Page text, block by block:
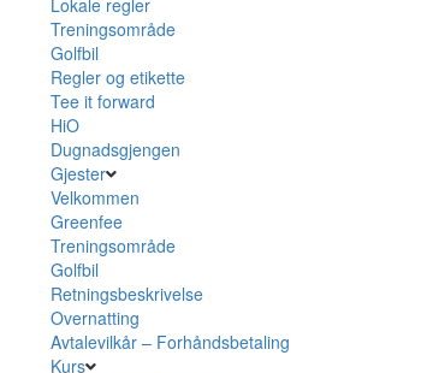
Treningsområde
Golfbil
Regler og etikette
Tee it forward
HiO
Dugnadsgjengen
Gjester
Velkommen
Greenfee
Treningsområde
Golfbil
Retningsbeskrivelse
Overnatting
Avtalevilkår – Forhåndsbetaling
Kurs